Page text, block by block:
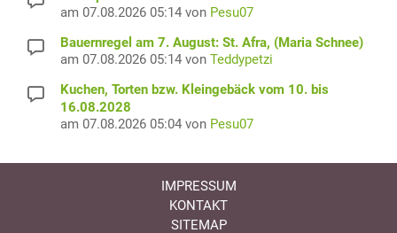
am 07.08.2026 05:14 von Pesu07
Bauernregel am 7. August: St. Afra, (Maria Schnee)
am 07.08.2026 05:14 von Teddypetzi
Kuchen, Torten bzw. Kleingebäck vom 10. bis
16.08.2028
am 07.08.2026 05:04 von Pesu07
IMPRESSUM
KONTAKT
SITEMAP